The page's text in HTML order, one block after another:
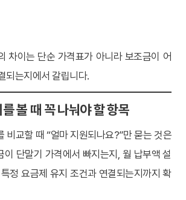
차이는 단순 가격표가 아니라 보조금이 어
되는지에서 갈립니다.
볼 때 꼭 나눠야 할 항목
비교할 때 “얼마 지원되나요?”만 묻는 것은
이 단말기 가격에서 빠지는지, 월 납부액 설
정 요금제 유지 조건과 연결되는지까지 확